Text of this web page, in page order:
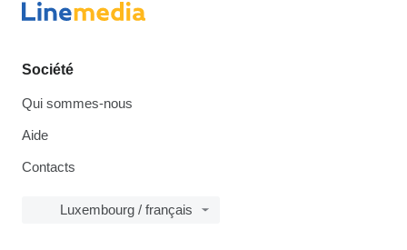
Société
Qui sommes-nous
Aide
Contacts
Luxembourg / français